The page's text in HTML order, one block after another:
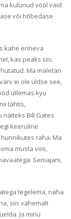
kulunud vööl vaid
või hõbedase
kahe erineva
kas peaks siis
Ma mäletan
ei ole üldse see,
ütlemas kyu
tähtis,
näiteks Bill Gates
keeruline
raha. Ma
musta vöö,
Seniajani,
tegelema, näha
siis vähemalt
Ja minu